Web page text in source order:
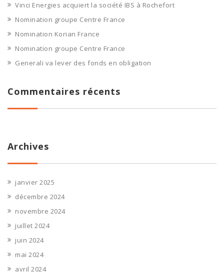
Vinci Energies acquiert la société IBS à Rochefort
Nomination groupe Centre France
Nomination Korian France
Nomination groupe Centre France
Generali va lever des fonds en obligation
Commentaires récents
Archives
janvier 2025
décembre 2024
novembre 2024
juillet 2024
juin 2024
mai 2024
avril 2024